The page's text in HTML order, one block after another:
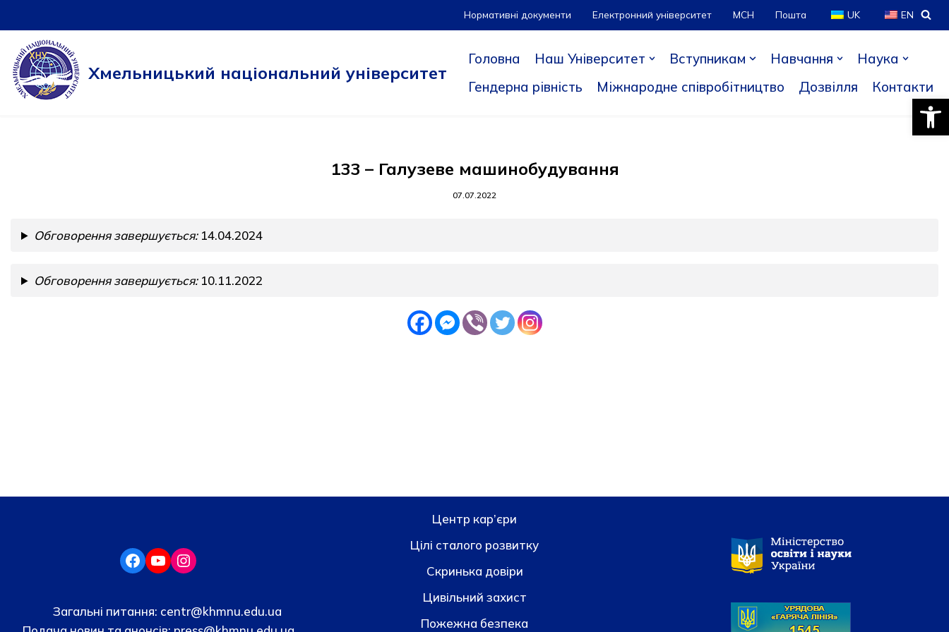
Перейти
до
вмісту
Нормативні документи Електронний університет МСН Пошта UK EN
Хмельницький національний університет
Головна Наш Університет Вступникам Навчання
Наука
Гендерна рівність
Міжнародне співробітництво Дозвілля Контакти
133 – Галузеве машинобудування
07.07.2022
Обговорення завершується:14.04.2024
Обговорення завершується:10.11.2022
Загальні питання: centr@khmnu.edu.ua
Центр кар’єри
Цілі сталого розвитку
Скринька довiри
Цивільний захист
Пожежна безпека